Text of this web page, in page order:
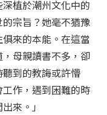
植於潮州文化中的
宗旨？她毫不猶豫
來的本能。在這當
母親讀書不多，卻
到的教誨或許懵
作，遇到困難的時
來。」